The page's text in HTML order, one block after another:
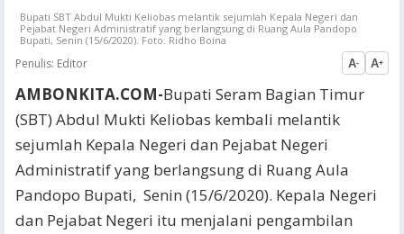
Bupati SBT Abdul Mukti Keliobas melantik sejumlah Kepala Negeri dan
Pejabat Negeri Administratif yang berlangsung di Ruang Aula Pandopo
Bupati, Senin (15/6/2020). Foto. Ridho Boina
Penulis: Editor A- A+
AMBONKITA.COM-Bupati Seram Bagian Timur
(SBT) Abdul Mukti Keliobas kembali melantik
sejumlah Kepala Negeri dan Pejabat Negeri
Administratif yang berlangsung di Ruang Aula
Pandopo Bupati, Senin (15/6/2020). Kepala Negeri
dan Pejabat Negeri itu menjalani pengambilan